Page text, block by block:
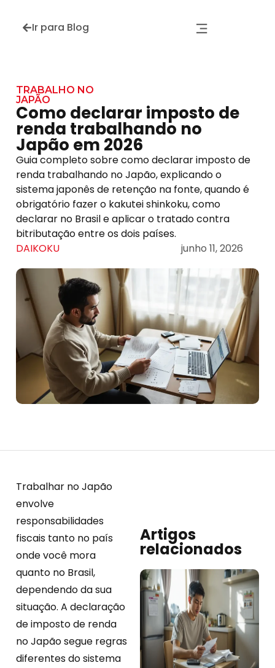
Ir para Blog
TRABALHO NO
JAPÃO
Como declarar imposto de
renda trabalhando no
Japão em 2026
Guia completo sobre como declarar imposto de
renda trabalhando no Japão, explicando o
sistema japonês de retenção na fonte, quando é
obrigatório fazer o kakutei shinkoku, como
declarar no Brasil e aplicar o tratado contra
bitributação entre os dois países.
DAIKOKU
junho 11, 2026
Trabalhar no Japão
envolve
responsabilidades
fiscais tanto no país
onde você mora
quanto no Brasil,
dependendo da sua
situação. A declaração
de imposto de renda
no Japão segue regras
diferentes do sistema
Artigos
relacionados